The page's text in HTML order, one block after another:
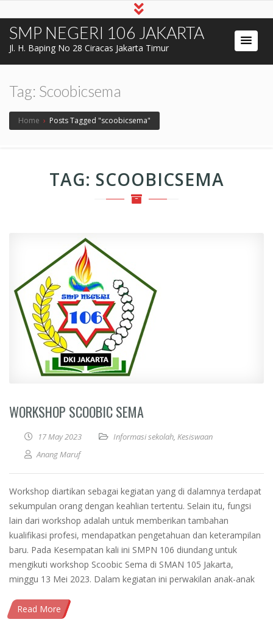
SMP NEGERI 106 JAKARTA
Jl. H. Baping No 28 Ciracas Jakarta Timur
Tag: Scoobicsema
Home › Posts Tagged "scoobicsema"
TAG: SCOOBICSEMA
WORKSHOP SCOOBIC SEMA
17 May 2023 Informasi sekolah, Kesiswaan
Anang Maruf
Workshop diartikan sebagai kegiatan yang di dalamnya terdapat
sekumpulan orang dengan keahlian tertentu. Selain itu, fungsi
lain dari workshop adalah untuk memberikan tambahan
kualifikasi profesi, mendapatkan pengetahuan dan keterampilan
baru. Pada Kesempatan kali ini SMPN 106 diundang untuk
mengikuti workshop Scoobic Sema di SMAN 105 Jakarta,
minggu 13 Mei 2023. Dalam kegiatan ini perwakilan anak-anak
Read More